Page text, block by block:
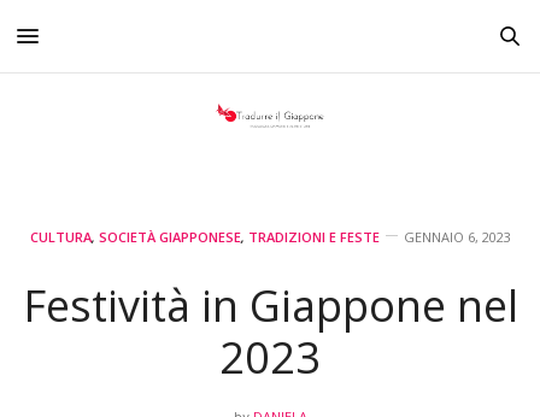
CULTURA, SOCIETÀ GIAPPONESE, TRADIZIONI E FESTE GENNAIO 6, 2023
Festività in Giappone nel
2023